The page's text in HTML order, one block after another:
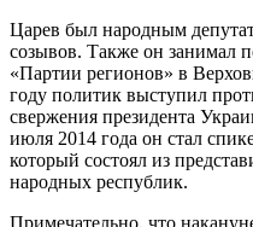
Царев был народным
созывов. Также он занимал
«Партии регионов» в
году политик выступил
свержения президента
июля 2014 года он стал
который состоял из
народных республик.
Примечательно, что